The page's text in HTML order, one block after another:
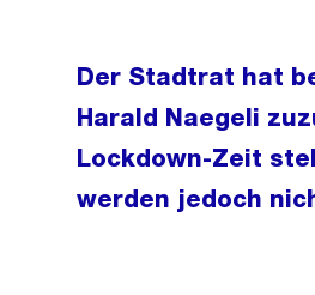
Der Stadtrat hat
Harald Naegeli
Lockdown-Zeit
werden jedoch